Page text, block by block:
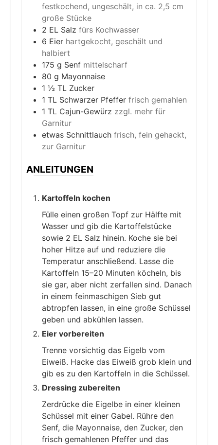
festkochend, ungeschält, in ca. 2,5 cm
große Stücke
2 EL Salz fürs Kochwasser
6 Eier hartgekocht, geschält und
halbiert
175 g Senf mittelscharf
80 g Mayonnaise
1 ½ TL Zucker
1 TL Schwarzer Pfeffer frisch gemahlen
1 TL Cajun-Gewürz zzgl. mehr für
Garnitur
etwas Schnittlauch frisch, fein gehackt,
zur Garnitur
ANLEITUNGEN
Kartoffeln kochen
Fülle einen großen Topf zur Hälfte mit
Wasser und gib die Kartoffelstücke
sowie 2 EL Salz hinein. Koche sie bei
hoher Hitze auf und reduziere die
Temperatur anschließend. Lasse die
Kartoffeln 15–20 Minuten köcheln, bis
sie gar, aber nicht zerfallen sind. Danach
in einem feinmaschigen Sieb gut
abtropfen lassen, in eine große Schüssel
geben und abkühlen lassen.
Eier vorbereiten
Trenne vorsichtig das Eigelb vom
Eiweiß. Hacke das Eiweiß grob klein und
gib es zu den Kartoffeln in die Schüssel.
Dressing zubereiten
Zerdrücke die Eigelbe in einer kleinen
Schüssel mit einer Gabel. Rühre den
Senf, die Mayonnaise, den Zucker, den
frisch gemahlenen Pfeffer und das